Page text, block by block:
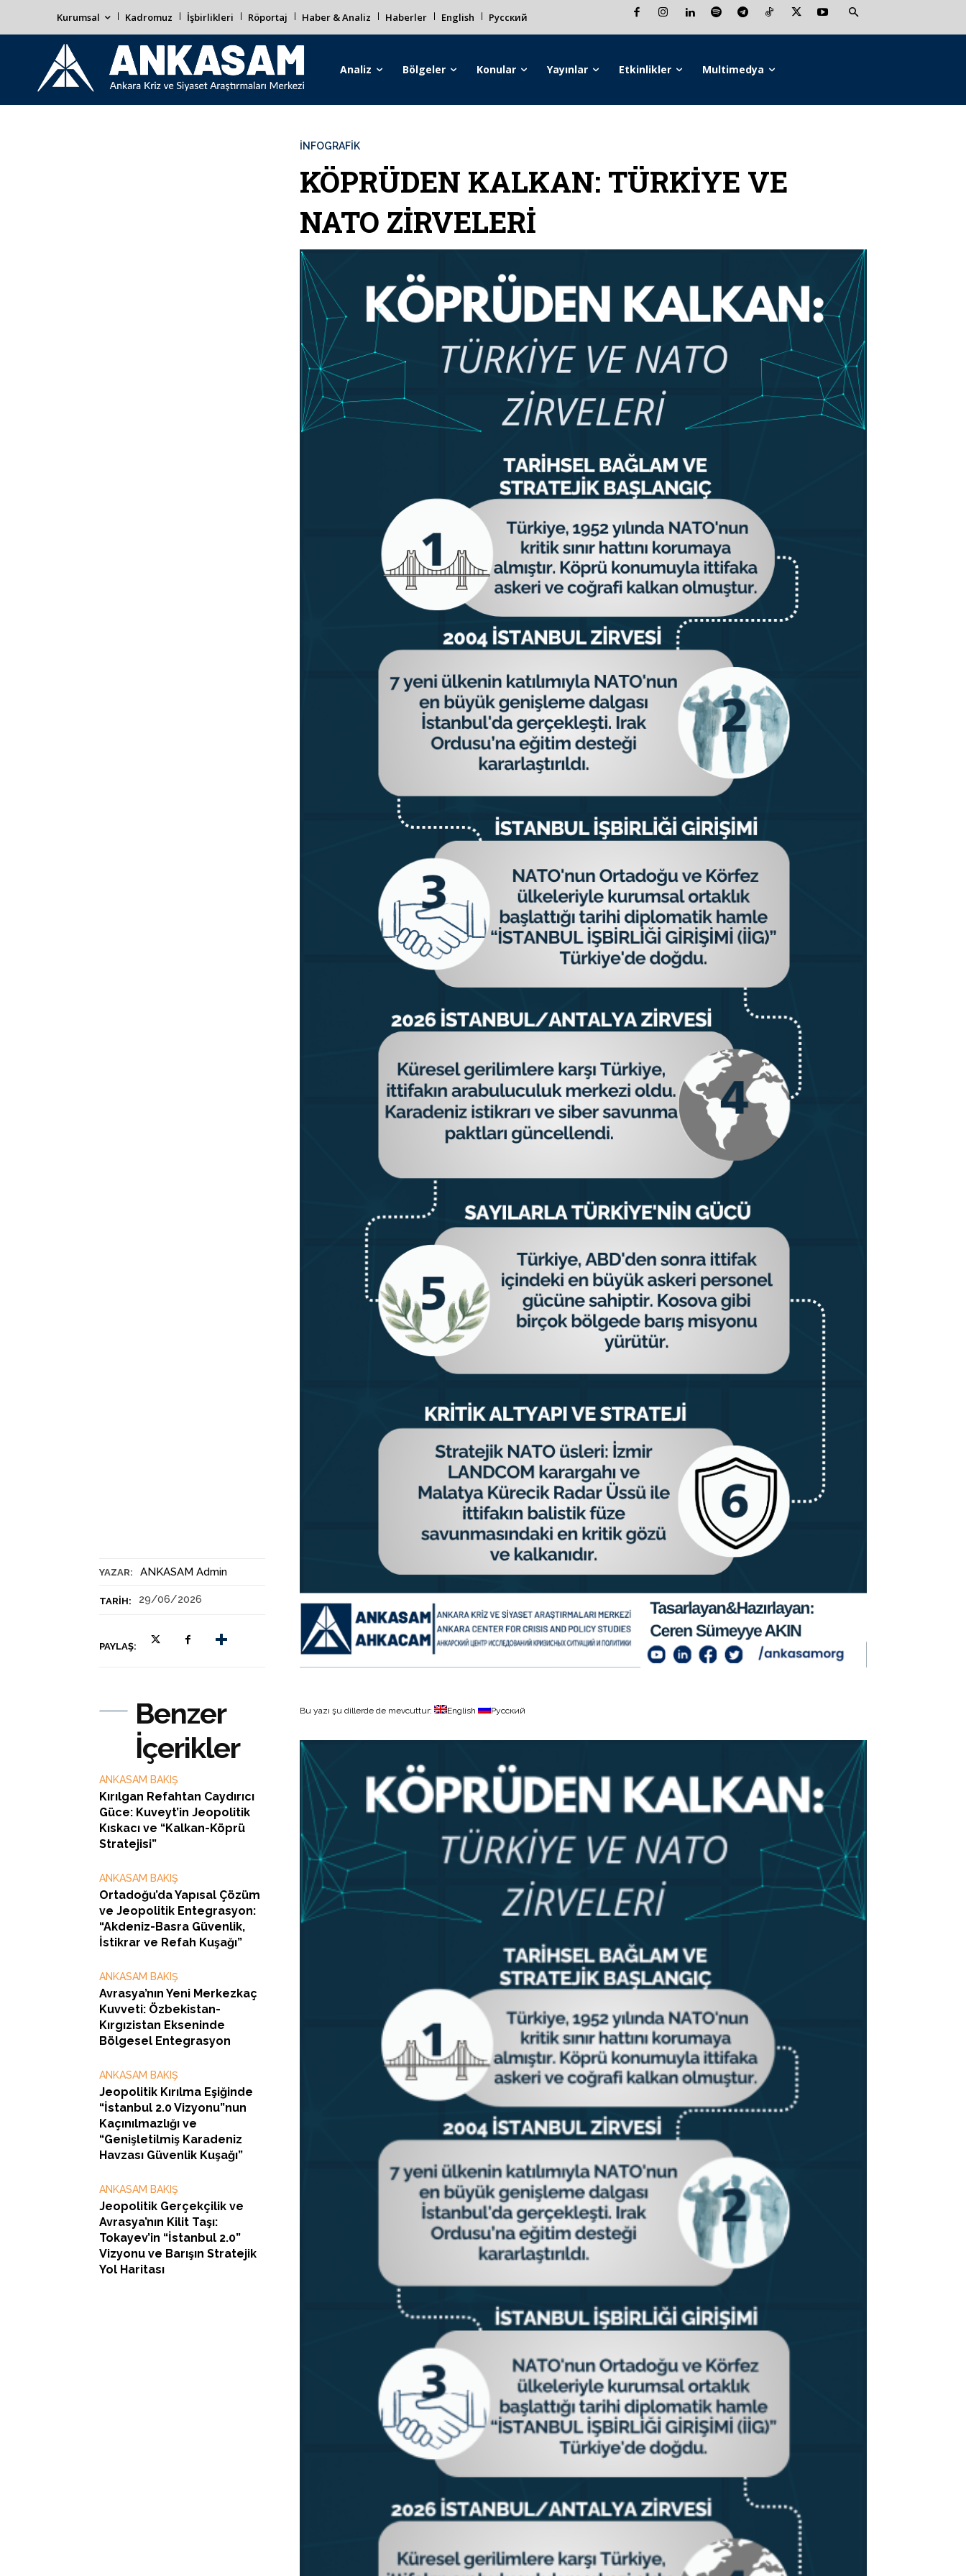
Kurumsal Kadromuz İşbirlikleri Röportaj Haber & Analiz Haberler English Русский
Analiz Bölgeler Konular Yayınlar Etkinlikler Multimedya
YAZAR: ANKASAM Admin
TARIH: 29/06/2026
PAYLAŞ:
İNFOGRAFIK
KÖPRÜDEN KALKAN: TÜRKİYE VE
NATO ZİRVELERİ
Benzer
İçerikler
ANKASAM BAKIŞ
Kırılgan Refahtan Caydırıcı
Güce: Kuveyt’in Jeopolitik
Kıskacı ve “Kalkan-Köprü
Stratejisi”
ANKASAM BAKIŞ
Ortadoğu’da Yapısal Çözüm
ve Jeopolitik Entegrasyon:
“Akdeniz-Basra Güvenlik,
İstikrar ve Refah Kuşağı”
ANKASAM BAKIŞ
Avrasya’nın Yeni Merkezkaç
Kuvveti: Özbekistan-
Kırgızistan Ekseninde
Bölgesel Entegrasyon
ANKASAM BAKIŞ
Jeopolitik Kırılma Eşiğinde
“İstanbul 2.0 Vizyonu”nun
Kaçınılmazlığı ve
“Genişletilmiş Karadeniz
Havzası Güvenlik Kuşağı”
ANKASAM BAKIŞ
Jeopolitik Gerçekçilik ve
Avrasya’nın Kilit Taşı:
Tokayev’in “İstanbul 2.0”
Vizyonu ve Barışın Stratejik
Yol Haritası
Bu yazı şu dillerde de mevcuttur: English Русский